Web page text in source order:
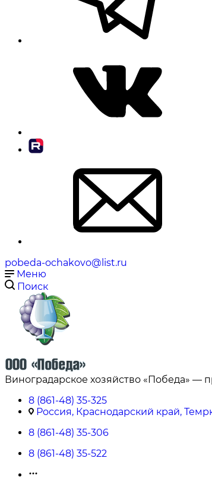
pobeda-ochakovo@list.ru
Меню
Поиск
Виноградарское хозяйство «Победа» —
8 (861-48) 35-325
Россия, Краснодарский край,
8 (861-48) 35-306
8 (861-48) 35-522